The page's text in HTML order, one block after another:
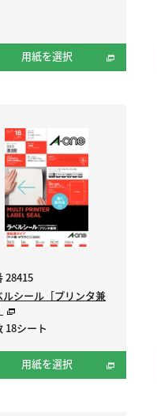
用紙を選択
28415
ルシール［プリンタ兼
18シート
用紙を選択